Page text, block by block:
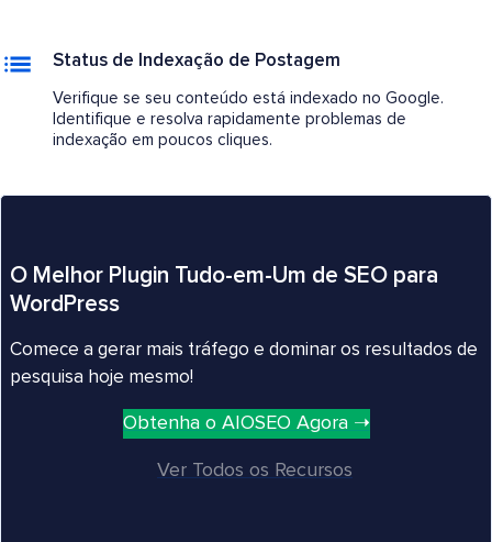
Status de Indexação de Postagem
Verifique se seu conteúdo está indexado no Google.
Identifique e resolva rapidamente problemas de
indexação em poucos cliques.
O Melhor Plugin Tudo-em-Um de SEO para
WordPress
Comece a gerar mais tráfego e dominar os resultados de
pesquisa hoje mesmo!
Obtenha o AIOSEO Agora ➝
Ver Todos os Recursos